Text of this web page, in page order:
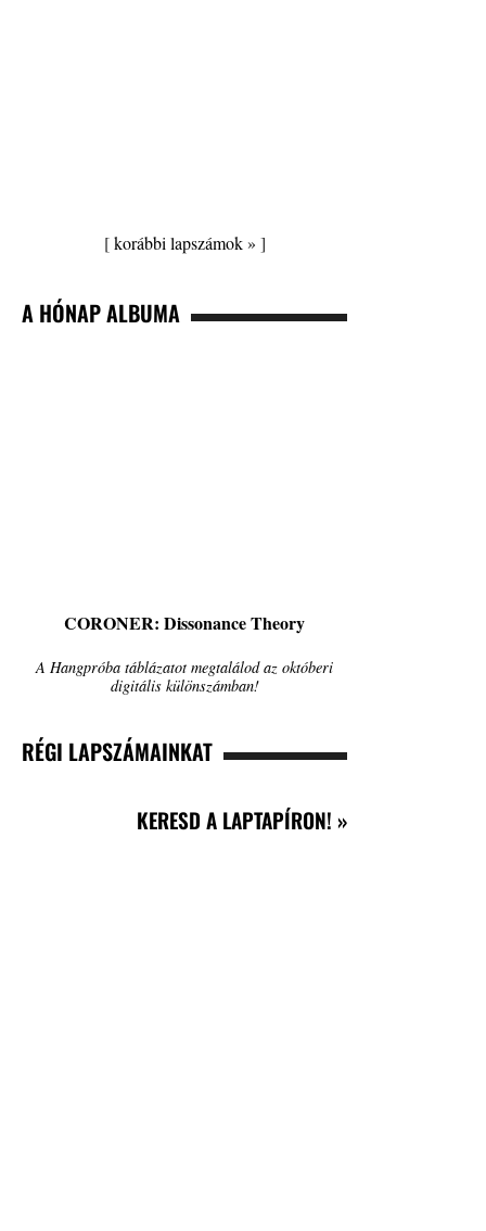
[korábbi lapszámok » ]
A HÓNAP ALBUMA
CORONER: Dissonance Theory
A Hangpróba táblázatot megtalálod az októberi
digitális különszámban!
RÉGI LAPSZÁMAINKAT
KERESD A LAPTAPÍRON! »